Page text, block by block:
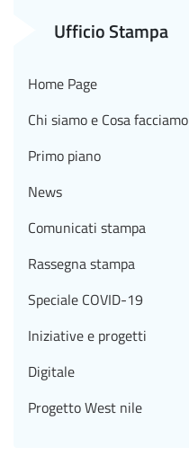
Ufficio Stampa
Home Page
Chi siamo e Cosa facciamo
Primo piano
News
Comunicati stampa
Rassegna stampa
Speciale COVID-19
Iniziative e progetti
Digitale
Progetto West nile